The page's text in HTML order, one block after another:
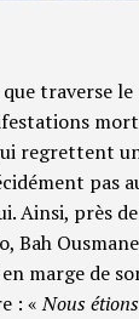
traverse le
regrettent
pas
Ainsi, près
Bah
marge de
: «Nous